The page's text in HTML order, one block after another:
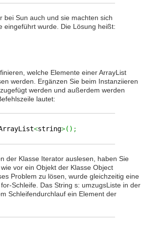
bei Sun auch und sie machten sich
eingeführt wurde. Die Lösung heißt:
welche Elemente einer ArrayList
werden. Ergänzen Sie beim Instanziieren
werden und außerdem werden
lautet:
<string>( ) ;
der Klasse Iterator auslesen, haben Sie
vor ein Objekt der Klasse Object
Problem zu lösen, wurde gleichzeitig eine
Schleife. Das String s: umzugsListe in der
Schleifendurchlauf ein Element der